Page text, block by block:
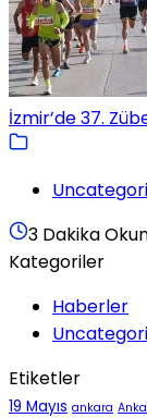
İzmir’de 37.
3 Dakika
Kategoriler
Haberler
Etiketler
19 Mayıs ankara